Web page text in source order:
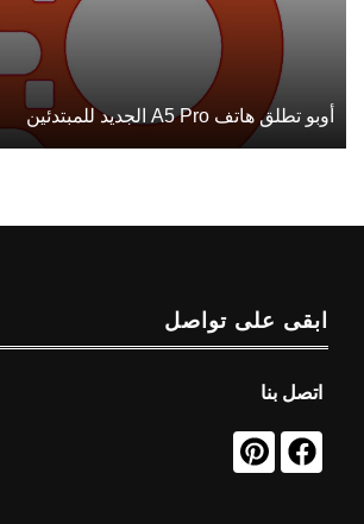
أوبو تطلق هاتف A5 Pro الجديد للمبتدئين
ابقى على تواصل
اتصل بنا